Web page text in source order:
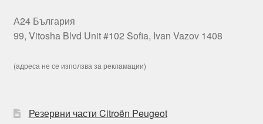
А24 България
99, Vitosha Blvd Unit #102 Sofia, Ivan Vazov 1408
(адреса не се използва за рекламации)
Резервни части Citroën Peugeot